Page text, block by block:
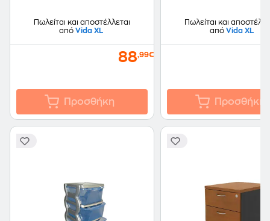
Πωλείται και αποστέλλεται
από Vida XL
88,99€
Προσθήκη
Πωλείται και
από Vida XL
Προσθήκη